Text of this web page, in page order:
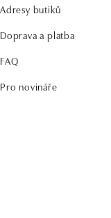
Adresy butiků
Doprava a platba
FAQ
Pro novináře